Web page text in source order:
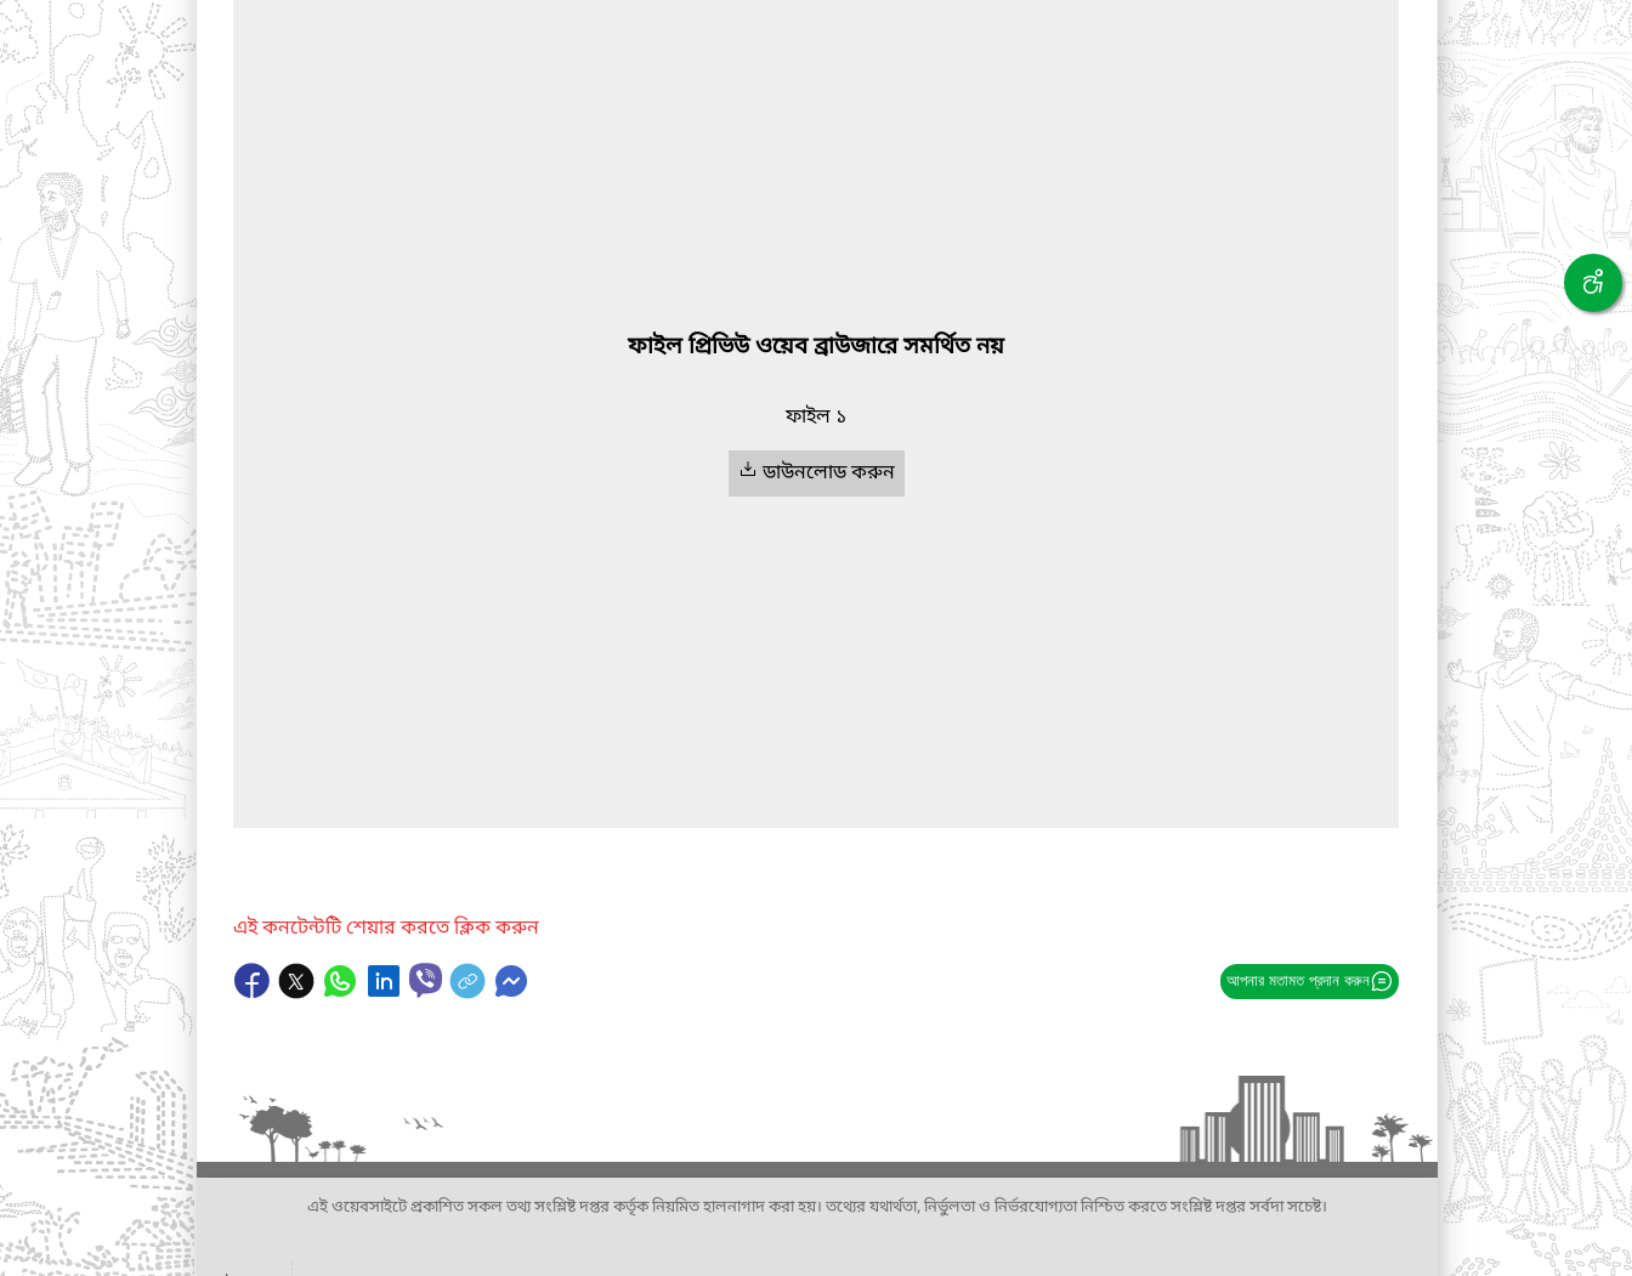
ফাইল প্রিভিউ ওয়েব ব্রাউজারে সমর্থিত নয়
ফাইল ১
ডাউনলোড করুন
এই কনটেন্টটি শেয়ার করতে ক্লিক করুন
আপনার মতামত প্রদান করুন
এই ওয়েবসাইটে প্রকাশিত সকল তথ্য সংশ্লিষ্ট দপ্তর কর্তৃক নিয়মিত হালনাগাদ করা হয়। তথ্যের যথার্থতা, নির্ভুলতা ও নির্ভরযোগ্যতা নিশ্চিত করতে সংশ্লিষ্ট দপ্তর সর্বদা সচেষ্ট।